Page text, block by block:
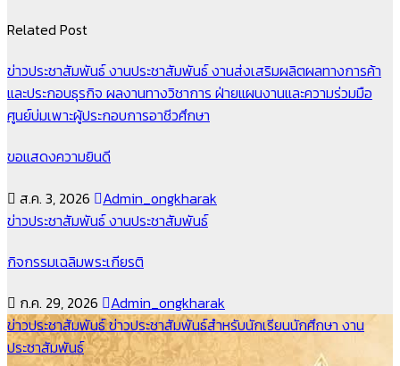
Related Post
ข่าวประชาสัมพันธ์งานประชาสัมพันธ์งานส่งเสริมผลิตผลทางการค้า
และประกอบธุรกิจ ผลงานทางวิชาการ ฝ่ายแผนงานและความร่วมมือ
ศูนย์บ่มเพาะผู้ประกอบการอาชีวศึกษา
ขอแสดงความยินดี
ส.ค. 3, 2026
Admin_ongkharak
ข่าวประชาสัมพันธ์งานประชาสัมพันธ์
กิจกรรมเฉลิมพระเกียรติ
ก.ค. 29, 2026
Admin_ongkharak
ข่าวประชาสัมพันธ์ข่าวประชาสัมพันธ์สำหรับนักเรียนนักศึกษา งาน
ประชาสัมพันธ์